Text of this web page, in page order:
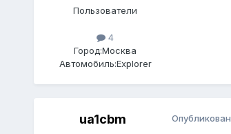
Пользователи
4
Город:Москва
Автомобиль:Explorer
ua1cbm